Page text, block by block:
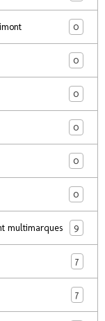
0
0
0
0
0
0
multimarques 9
7
7